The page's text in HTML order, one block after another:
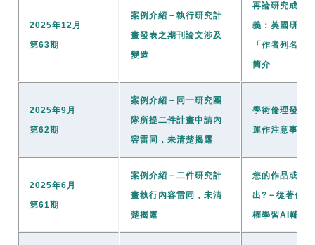
2025年12月
第63期
案例介紹－執行研究計
畫發表之期刊論文涉及
變造
再論研究成果
義：英國研究
「作者列名誠
簡介
2025年9月
第62期
案例介紹－同一研究團
隊所提二件計畫申請內
容雷同，未清楚揭露
學術倫理發展
運作注意事項
2025年6月
第61期
案例介紹－二件研究計
畫執行內容雷同，未清
楚揭露
您的作品或是
出?－從著作
權學習AI輔助